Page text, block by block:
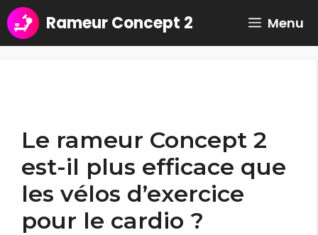
Aller
au
contenu
Rameur Concept 2 Menu
Le rameur Concept 2
est-il plus efficace que
les vélos d’exercice
pour le cardio ?